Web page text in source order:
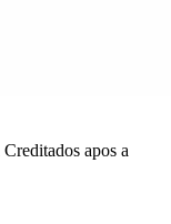
Creditados apos a